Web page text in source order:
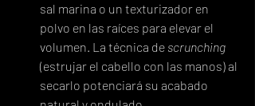
sal marina o un texturizador en
polvo en las raíces para elevar el
volumen. La técnica de scrunching
(estrujar el cabello con las manos) al
secarlo potenciará su acabado